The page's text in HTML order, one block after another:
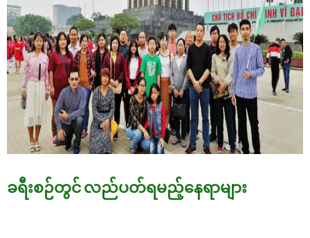
ခရီးစဉ်တွင် လည်ပတ်ရမည့်နေရာများ